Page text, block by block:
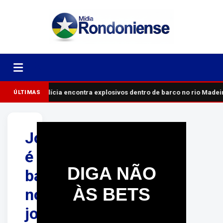
ÚLTIMASPolícia encontra explosivos dentro de barco no rio
Jovem
é
baleada
no
joelho
DIGA NÃO
ÀS BETS